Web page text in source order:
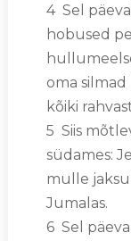
4 Sel
hobused
oma
kõiki
5 Siis
südames:
mulle
Jumalas.
6 Sel